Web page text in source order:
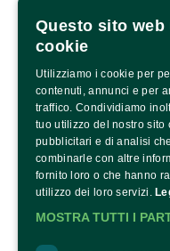
CONTACTS
For information and
For information on the
Accessibility
Questo sito web
cookie
Utilizziamo i cookie per
contenuti, annunci e per
traffico. Condividiamo
tuo utilizzo del nostro sito
pubblicitari e di analisi
combinarle con altre
fornito loro o che hanno
utilizzo dei loro servizi.
MOSTRA TUTTI I